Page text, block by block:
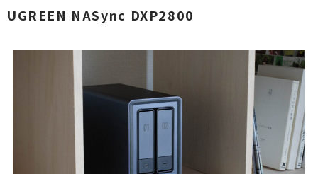
UGREEN NASync DXP2800